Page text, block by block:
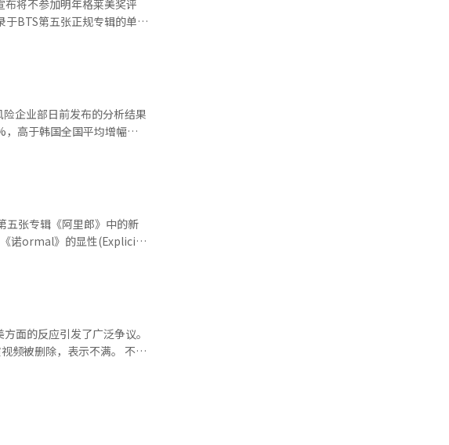
非主打歌，能够取得如此成
分西方音乐产业对非英语音
奖标准，引发众多歌迷支
持。 本月29日，
评格莱美新增“最佳亚洲流
，高于韩国全国平均增幅
物及生活服务等方面的消
。其中，住宿业销售额增长
影岛区外籍消费者销售额
础的小工商户支持政策，推
惧的另类流行音乐。该曲
麦当娜、夏奇拉、贾斯汀·
面的反应引发了广泛争议。
被删除，表示不满。 不